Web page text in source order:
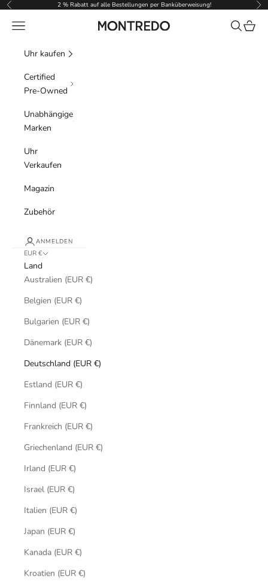
Zum Inhalt springen
Zurück 2 % Rabatt auf alle Bestellungen per Banküberweisung! Vor
Montredo
Menü Suchen
Uhr kaufen
Certified
Pre-Owned
Unabhängige
Marken
Uhr
Verkaufen
Magazin
Zubehör
ANMELDEN
EUR €
Land
Australien (EUR €)
Belgien (EUR €)
Bulgarien (EUR €)
Dänemark (EUR €)
Deutschland (EUR €)
Estland (EUR €)
Finnland (EUR €)
Frankreich (EUR €)
Griechenland (EUR €)
Irland (EUR €)
Israel (EUR €)
Italien (EUR €)
Japan (EUR €)
Kanada (EUR €)
Kroatien (EUR €)